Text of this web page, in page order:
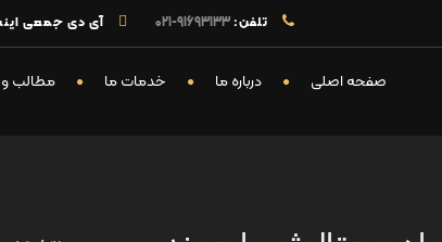
تلفن:91693133-021 آی دی جمعی
صفحه اصلی درباره ما خدمات ما مطالب و